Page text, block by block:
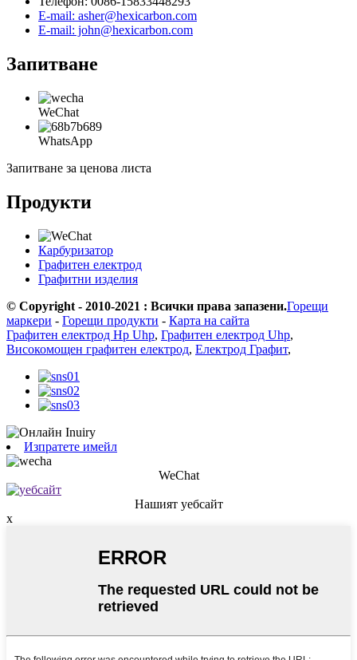
E-mail: asher@hexicarbon.com
E-mail: john@hexicarbon.com
Запитване
WeChat
WhatsApp
Запитване за ценова листа
Продукти
Карбуризатор
Графитен електрод
Графитни изделия
© Copyright - 2010-2021 : Всички права запазени.Горещи
маркери - Горещи продукти - Карта на сайта
Графитен електрод Hp Uhp, Графитен електрод Uhp,
Високомощен графитен електрод, Електрод Графит,
Изпратете имейл
WeChat
Нашият уебсайт
x